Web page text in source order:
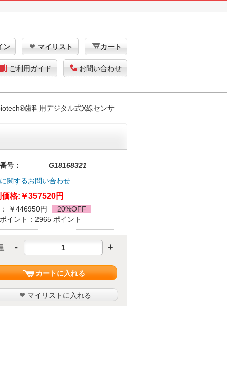
ン マイリスト カート
ご利用ガイド お問い合わせ
歯科用デジタル式X線センサ
号：
G18168321
関するお問い合わせ
格: ￥357520円
￥446950円
20%OFF
イント：2965 ポイント
: - +
カートに入れる
マイリストに入れる